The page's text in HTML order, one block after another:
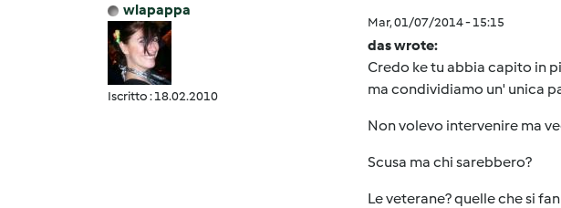
wlapappa
Iscritto : 18.02.2010
Mar, 01/07/2014 - 15:15
das wrote:
Credo ke tu abbia capito in
ma condividiamo un' unica
Non volevo intervenire ma
Scusa ma chi sarebbero?
Le veterane? quelle che si